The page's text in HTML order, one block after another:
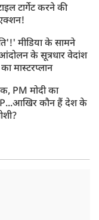
टार्गेट करने की
मीडिया के सामने
के सूत्रधार वेदांश
मास्टरप्लान
PM मोदी का
कौन हैं देश के